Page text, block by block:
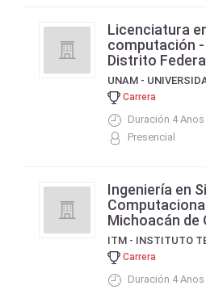
Licenciatura
computación
Distrito Federal
Carrera
Duración 4 Anos
Presencial
Ingeniería en
Michoacán de
Carrera
Duración 4 Anos